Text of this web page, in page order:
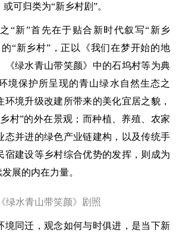
可归类为“新乡村剧”。
新”首先在于贴合新时代叙写“新乡
“新乡村”，正以《我们在梦开始的地
《绿水青山带笑颜》中的石坞村等为典
保护所呈现的青山绿水自然生态之
环境升级改建所带来的美化宜居之貌，
村”的外在景观；而种植、养殖、农家
态并进的绿色产业链建构，以及传统手
宿建设等乡村综合优势的发挥，则成为
展的内在力量。
《绿水青山带笑颜》剧照
同迁，观念如何与时俱进，是当下新